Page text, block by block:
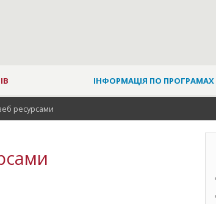
ІНФОРМАЦІЯ ПО ПРОГРАМАХ
ресурсами